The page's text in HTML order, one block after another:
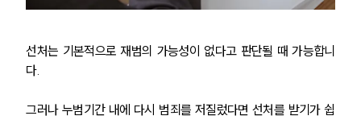
선처는 기본적으로 재범의 가능성이 없다고 판단될 때 가능합니
다.
그러나 누범기간 내에 다시 범죄를 저질렀다면 선처를 받기가 쉽